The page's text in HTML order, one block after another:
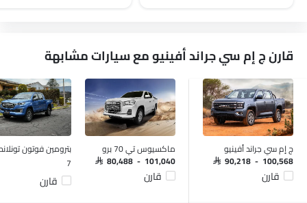
اتصال بلوتوث
المدخل المساعد وUSB
التحكم التلقائي في المناخ
سيطرة على جودة الهواء
نوافذ كهربائية أمامية
نوافذ كهربائية خلفية
ضوء تحذير منخفض من الوقود
مقاعد قابلة للتعديل
قارن ج إم سي جراند أفينيو مع سيارات مشابهة
ج إم سي جراند أفينيو
SAR 90,218 - 100,568
قارن
ماكسيوس تي 70 برو
SAR 80,488 - 101,040
قارن
بترومين فوتون
7
قارن